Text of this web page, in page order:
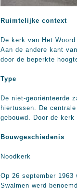
Ruimtelijke context
De kerk van Het
Aan de andere kant
door de beperkte
Type
De niet-georiënteerde
hiertussen. De
gebouwd. Door de
Bouwgeschiedenis
Noodkerk
Op 26 september
Swalmen werd